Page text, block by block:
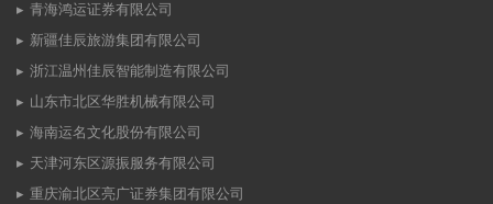
青海鸿运证券有限公司
新疆佳辰旅游集团有限公司
浙江温州佳辰智能制造有限公司
山东市北区华胜机械有限公司
海南运名文化股份有限公司
天津河东区源振服务有限公司
重庆渝北区亮广证券集团有限公司